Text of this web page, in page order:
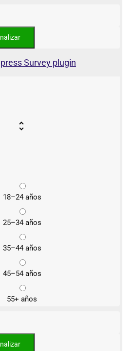
Survey plugin
18–24 años
25–34 años
35–44 años
45–54 años
55+ años